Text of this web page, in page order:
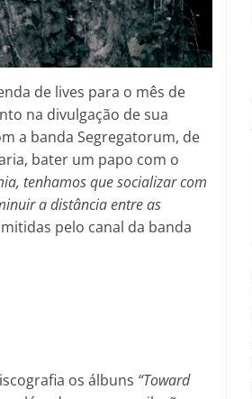
de lives para o mês de
na divulgação de sua
a banda Segregatorum, de
bater um papo com o
tenhamos que socializar com
a distância entre as
pelo canal da banda
os álbuns “Toward